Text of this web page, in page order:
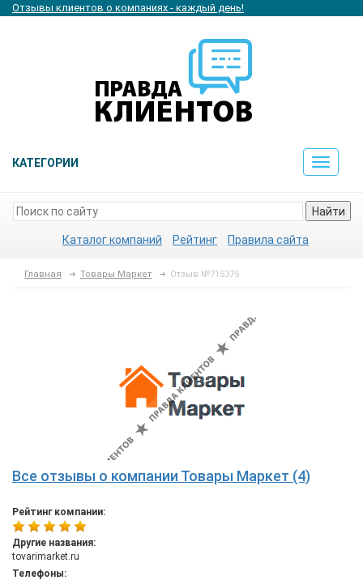
Отзывы клиентов о компаниях - каждый день!
КАТЕГОРИИ
Toggle
Найти
Каталог компаний Рейтинг Правила сайта
Главная Товары Маркет Отзыв №715375
Все отзывы о компании Товары Маркет (4)
Рейтинг компании:
Другие названия:
tovarimarket.ru
Телефоны: